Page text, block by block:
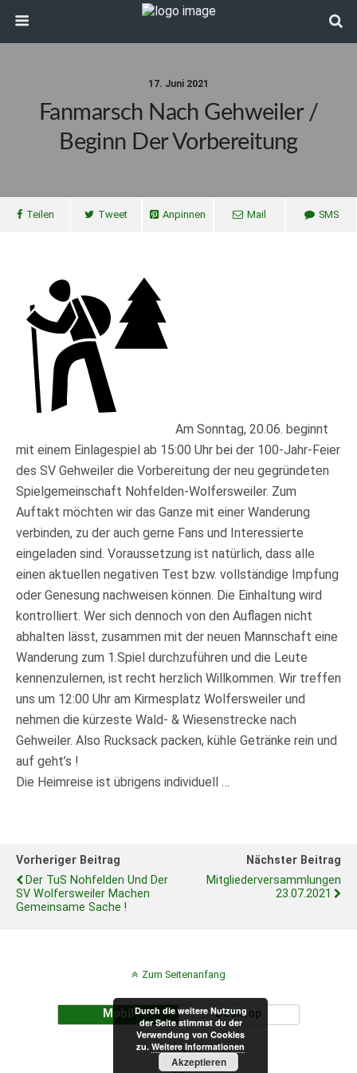
17. Juni 2021
Fanmarsch Nach Gehweiler /
Beginn Der Vorbereitung
Teilen Tweet Anpinnen Mail SMS
Am Sonntag, 20.06. beginnt
mit einem Einlagespiel ab 15:00 Uhr bei der 100-Jahr-Feier
des SV Gehweiler die Vorbereitung der neu gegründeten
Spielgemeinschaft Nohfelden-Wolfersweiler. Zum
Auftakt möchten wir das Ganze mit einer Wanderung
verbinden, zu der auch gerne Fans und Interessierte
eingeladen sind. Voraussetzung ist natürlich, dass alle
einen aktuellen negativen Test bzw. vollständige Impfung
oder Genesung nachweisen können. Die Einhaltung wird
kontrolliert. Wer sich dennoch von den Auflagen nicht
abhalten lässt, zusammen mit der neuen Mannschaft eine
Wanderung zum 1.Spiel durchzuführen und die Leute
kennenzulernen, ist recht herzlich Willkommen. Wir treffen
uns um 12:00 Uhr am Kirmesplatz Wolfersweiler und
nehmen die kürzeste Wald- & Wiesenstrecke nach
Gehweiler. Also Rucksack packen, kühle Getränke rein und
auf geht’s !
Die Heimreise ist übrigens individuell …
Vorheriger Beitrag
Der TuS Nohfelden Und Der
SV Wolfersweiler Machen
Gemeinsame Sache !
Nächster Beitrag
Mitgliederversammlungen
23.07.2021
Zum Seitenanfang
Mobil Desktop
Durch die weitere Nutzung
der Seite stimmst du der
Verwendung von Cookies
zu. Weitere Informationen
Akzeptieren